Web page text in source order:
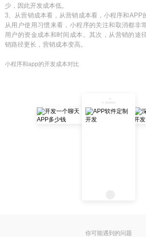
少，因此开发成本低。
3、从营销成本看，从营销成本看，小程序和APP
从用户使用习惯来看，小程序的关注和取消都非
用户的资金成本和时间成本。其次，从营销的途
销路径更长，营销成本变高。
小程序和app的开发成本对比
你可能遇到的问题